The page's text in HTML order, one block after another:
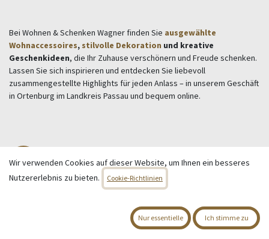
Bei Wohnen & Schenken Wagner finden Sie ausgewählte
Wohnaccessoires, stilvolle Dekoration und kreative
Geschenkideen, die Ihr Zuhause verschönern und Freude schenken.
Lassen Sie sich inspirieren und entdecken Sie liebevoll
zusammengestellte Highlights für jeden Anlass – in unserem Geschäft
in Ortenburg im Landkreis Passau und bequem online.
Bilder & Bilderrahmen
Blumentöpfe
Wir verwenden Cookies auf dieser Website, um Ihnen ein besseres
Nutzererlebnis zu bieten.
Cookie-Richtlinien
Nur essentielle Ich stimme zu